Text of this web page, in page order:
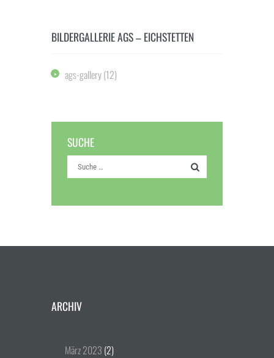
BILDERGALLERIE AGS – EICHSTETTEN
ags-gallery(12)
SUCHE
ARCHIV
März2023 (2)